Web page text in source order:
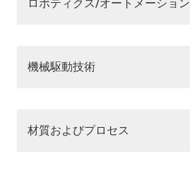
ロボティクス/オートメーション
機械駆動技術
材質およびプロセス